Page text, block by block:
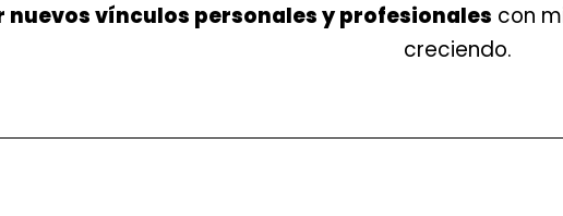
nuevos vínculos personales y profesionales con
creciendo.